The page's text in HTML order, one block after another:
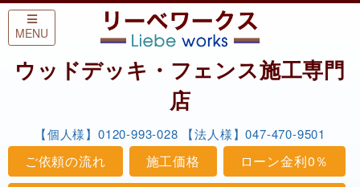
Skip to content
MENU
ウッドデッキ・フェンス施工専門
店
【個人様】0120-993-028 【法人様】047-470-9501
ご依頼の流れ 施工価格
ローン金利0％